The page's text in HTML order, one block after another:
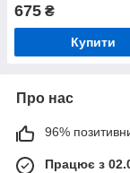
675 ₴
Купити
Про нас
96%
Працює з